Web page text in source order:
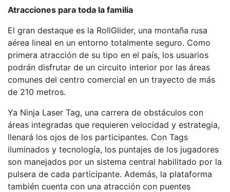
Atracciones para toda la familia
El gran destaque es la RollGlider, una montaña rusa
aérea lineal en un entorno totalmente seguro. Como
primera atracción de su tipo en el país, los usuarios
podrán disfrutar de un circuito interior por las áreas
comunes del centro comercial en un trayecto de más
de 210 metros.
Ya Ninja Laser Tag, una carrera de obstáculos con
áreas integradas que requieren velocidad y estrategia,
llenará los ojos de los participantes. Con Tags
iluminados y tecnología, los puntajes de los jugadores
son manejados por un sistema central habilitado por la
pulsera de cada participante. Además, la plataforma
también cuenta con una atracción con puentes